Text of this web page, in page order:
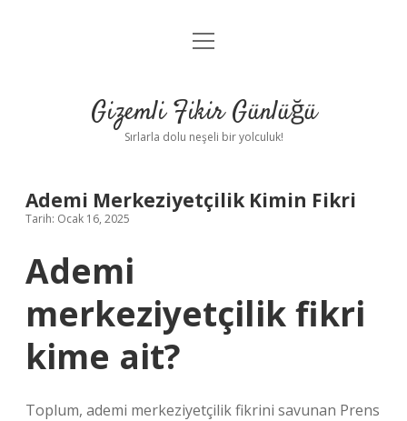
Anasayfa
Yasal Uyarı
menüyü
Gizemli Fikir Günlüğü
Sırlarla dolu neşeli bir yolculuk!
Ademi Merkeziyetçilik Kimin Fikri
Tarih: Ocak 16, 2025
Ademi
merkeziyetçilik fikri
kime ait?
Toplum, ademi merkeziyetçilik fikrini savunan Prens